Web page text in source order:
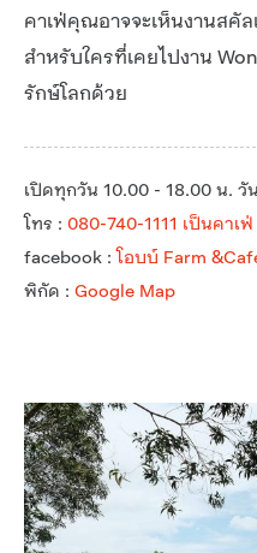
คาเฟ่คุณอาจจะเห็นงานสคั
สำหรับใครที่เคยไปงาน
รักษ์โลกด้วย
เปิดทุกวัน 10.00 - 18.00 น.
โทร : 080-740-1111 เป็นคาเ
facebook :โอบบ์ Farm
พิกัด : Google Map